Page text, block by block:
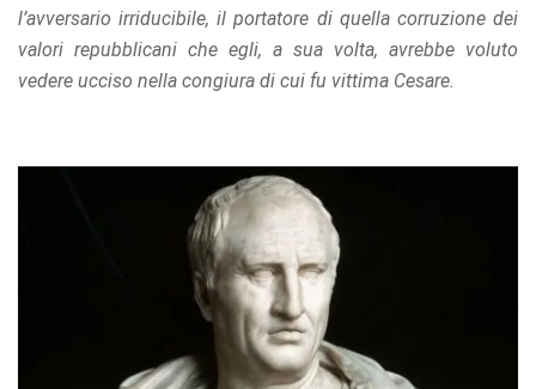
l’avversario irriducibile, il portatore di quella corruzione dei
valori repubblicani che egli, a sua volta, avrebbe voluto
vedere ucciso nella congiura di cui fu vittima Cesare.